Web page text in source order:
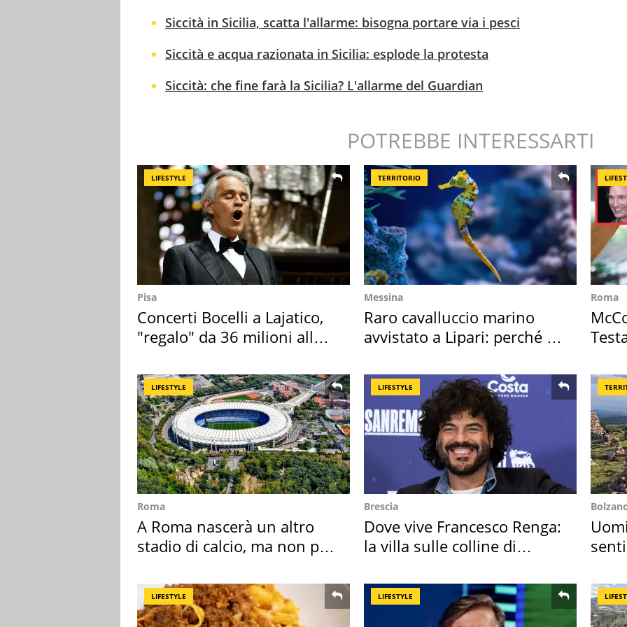
Siccità in Sicilia, scatta l'allarme: bisogna portare via i pesci
Siccità e acqua razionata in Sicilia: esplode la protesta
Siccità: che fine farà la Sicilia? L'allarme del Guardian
POTREBBE INTERESSARTI
LIFESTYLE
Pisa
Concerti Bocelli a Lajatico,
"regalo" da 36 milioni alla
TERRITORIO
Messina
Raro cavalluccio marino
avvistato a Lipari: perché è
Roma
LIFESTYLE
Roma
A Roma nascerà un altro
stadio di calcio, ma non per
LIFESTYLE
Brescia
Dove vive Francesco Renga:
la villa sulle colline di
LIFESTYLE LIFESTYLE